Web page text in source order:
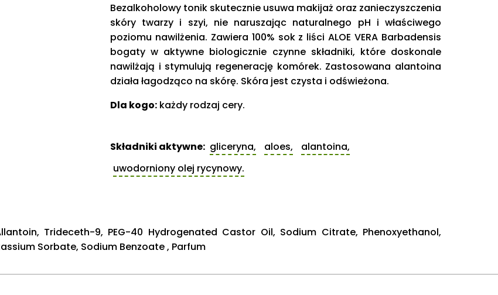
Bezalkoholowy tonik skutecznie usuwa makijaż oraz zanieczyszczenia
skóry twarzy i szyi, nie naruszając naturalnego pH i właściwego
poziomu nawilżenia. Zawiera 100% sok z liści ALOE VERA Barbadensis
bogaty w aktywne biologicznie czynne składniki, które doskonale
nawilżają i stymulują regenerację komórek. Zastosowana alantoina
działa łagodząco na skórę. Skóra jest czysta i odświeżona.
Dla kogo: każdy rodzaj cery.
Składniki aktywne: gliceryna, aloes,
alantoina,
uwodorniony olej rycynowy.
Trideceth-9, PEG-40 Hydrogenated Castor Oil, Sodium Citrate, Phenoxyethanol,
Sorbate, Sodium Benzoate , Parfum